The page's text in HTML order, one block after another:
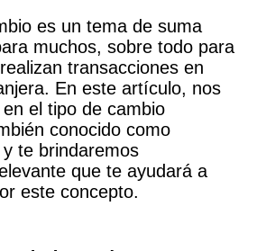
es un tema de suma
muchos, sobre todo para
transacciones en
En este artículo, nos
el tipo de cambio
conocido como
te brindaremos
que te ayudará a
este concepto.